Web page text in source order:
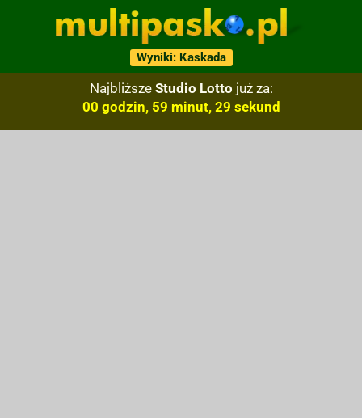
Wyniki: Kaskada
Najbliższe Studio Lotto już za:
00 godzin, 59 minut, 29 sekund